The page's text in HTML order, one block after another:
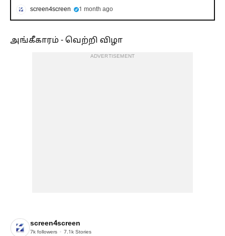
screen4screen 1 month ago
அங்கீகாரம் - வெற்றி விழா
ADVERTISEMENT
screen4screen
7k followers 7.1k Stories